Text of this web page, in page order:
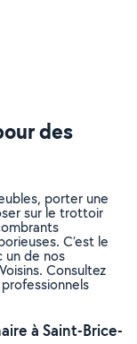
des
porter une
sur le trottoir
C’est le
de nos
Consultez
à Saint-Brice-